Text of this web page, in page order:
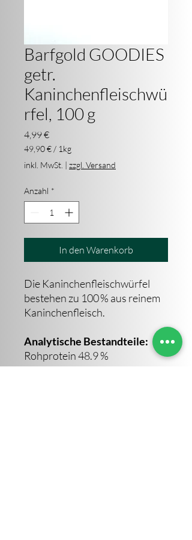
Barfgold GOODIES
getr.
Kaninchenfleischwü
rfel, 100 g
4,99 €Preis
49,90 € / 1kg
49,90 €
pro
Kilogramm
inkl. MwSt. | zzgl. Versand
Anzahl *
In den Warenkorb
Die Kaninchenfleischwürfel
bestehen zu 100 % aus reinem
Kaninchenfleisch.
Analytische Bestandteile:
Rohprotein 48.9 %
Rohfett 26.7 %